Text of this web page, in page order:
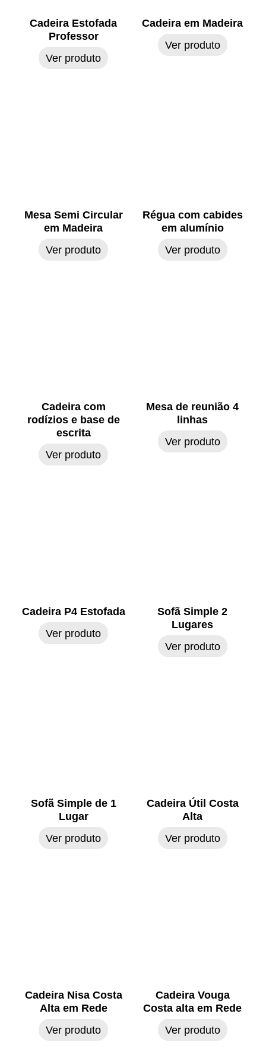
Cadeira Estofada
Professor
Ver produto
Cadeira em Madeira
Ver produto
Mesa Semi Circular
em Madeira
Ver produto
Régua com cabides
em alumínio
Ver produto
Cadeira com
rodízios e base de
escrita
Ver produto
Mesa de reunião 4
linhas
Ver produto
Cadeira P4 Estofada
Ver produto
Sofã Simple 2
Lugares
Ver produto
Sofã Simple de 1
Lugar
Ver produto
Cadeira Útil Costa
Alta
Ver produto
Cadeira Nisa Costa
Alta em Rede
Ver produto
Cadeira Vouga
Costa alta em Rede
Ver produto